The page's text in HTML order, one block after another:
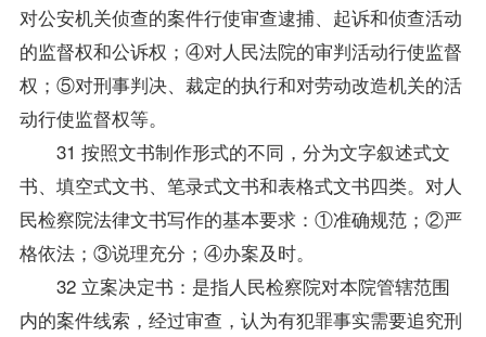
对公安机关侦查的案件行使审查逮捕、起诉和侦查活动
的监督权和公诉权；④对人民法院的审判活动行使监督
权；⑤对刑事判决、裁定的执行和对劳动改造机关的活
动行使监督权等。
31 按照文书制作形式的不同，分为文字叙述式文
书、填空式文书、笔录式文书和表格式文书四类。对人
民检察院法律文书写作的基本要求：①准确规范；②严
格依法；③说理充分；④办案及时。
32 立案决定书：是指人民检察院对本院管辖范围
内的案件线索，经过审查，认为有犯罪事实需要追究刑